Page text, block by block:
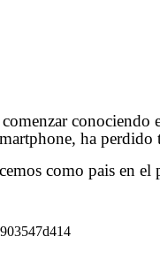
comenzar
ha
como pais en